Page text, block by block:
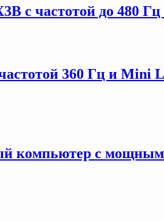
с частотой до 480
360 Гц и Mini
компьютер с